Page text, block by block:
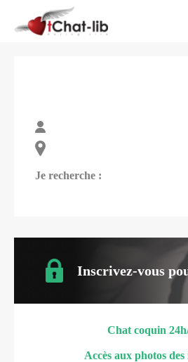
Je recherche :
Inscrivez-vous
Chat coquin
Accès aux photos